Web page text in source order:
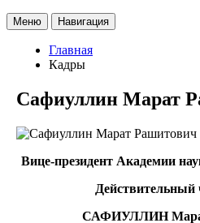
Меню Навигация
Главная
Кадры
Сафиуллин Марат
Вице-президент Академии
САФИУЛЛИН